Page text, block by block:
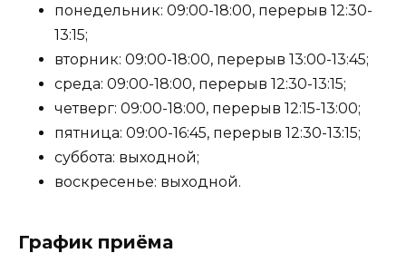
понедельник: 09:00-18:00, перерыв 12:30-
13:15;
вторник: 09:00-18:00, перерыв 13:00-13:45;
среда: 09:00-18:00, перерыв 12:30-13:15;
четверг: 09:00-18:00, перерыв 12:15-13:00;
пятница: 09:00-16:45, перерыв 12:30-13:15;
суббота: выходной;
воскресенье: выходной.
График приёма